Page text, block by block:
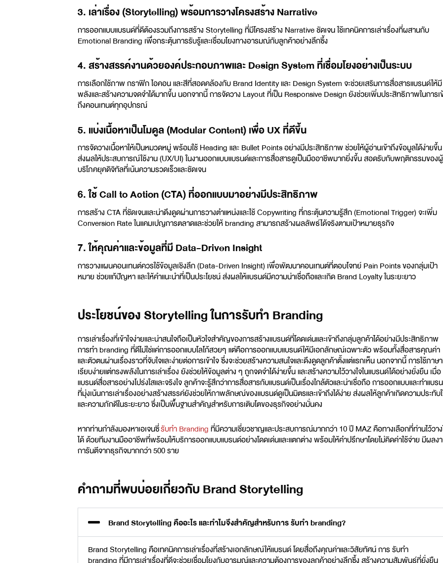
3. เล่าเรื่อง (Storytelling) พร้อมการวางโครงสร้าง Narrative
การออกแบบแบรนด์ที่ดีต้องรวมถึงการสร้าง Storytelling ที่มีโครงสร้าง Narrative ชัดเจน ใช้เทคนิคการเล่าเรื่องที่ผสานกับ
Emotional Branding เพื่อกระตุ้นการรับรู้และเชื่อมโยงทางอารมณ์กับลูกค้าอย่างลึกซึ้ง
4. สร้างสรรค์งานด้วยองค์ประกอบภาพและ Design System ที่เชื่อมโยงอย่างเป็นระบบ
การเลือกใช้ภาพ กราฟิก ไอคอน และสีที่สอดคล้องกับ Brand Identity และ Design System จะช่วยเสริมการสื่อสารแบรนด์ให้มี
พลังและสร้างความจดจำได้มากขึ้น นอกจากนี้ การจัดวาง Layout ที่เป็น Responsive Design ยังช่วยเพิ่มประสิทธิภาพในการเ
ถึงคอนเทนต์ทุกอุปกรณ์
5. แบ่งเนื้อหาเป็นโมดูล (Modular Content) เพื่อ UX ที่ดีขึ้น
การจัดวางเนื้อหาให้เป็นหมวดหมู่ พร้อมใช้ Heading และ Bullet Points อย่างมีประสิทธิภาพ ช่วยให้ผู้อ่านเข้าถึงข้อมูลได้ง่ายขึ้น
ส่งผลให้ประสบการณ์ใช้งาน (UX/UI) ในงานออกแบบแบรนด์และการสื่อสารดูเป็นมืออาชีพมากยิ่งขึ้น สอดรับกับพฤติกรรมของผู้
บริโภคยุคดิจิทัลที่เน้นความรวดเร็วและชัดเจน
6. ใช้ Call to Action (CTA) ที่ออกแบบมาอย่างมีประสิทธิภาพ
การสร้าง CTA ที่ชัดเจนและน่าดึงดูดผ่านการวางตำแหน่งและใช้ Copywriting ที่กระตุ้นความรู้สึก (Emotional Trigger) จะเพิ่ม
Conversion Rate ในแคมเปญการตลาดและช่วยให้ branding สามารถสร้างผลลัพธ์ได้จริงตามเป้าหมายธุรกิจ
7. ให้คุณค่าและข้อมูลที่มี Data-Driven Insight
การวางแผนคอนเทนต์ควรใช้ข้อมูลเชิงลึก (Data-Driven Insight) เพื่อพัฒนาคอนเทนต์ที่ตอบโจทย์ Pain Points ของกลุ่มเป้า
หมาย ช่วยแก้ปัญหา และให้คำแนะนำที่เป็นประโยชน์ ส่งผลให้แบรนด์มีความน่าเชื่อถือและเกิด Brand Loyalty ในระยะยาว
ประโยชน์ของ Storytelling ในการรับทำ Branding
การเล่าเรื่องที่เข้าใจง่ายและน่าสนใจถือเป็นหัวใจสำคัญของการสร้างแบรนด์ที่โดดเด่นและเข้าถึงกลุ่มลูกค้าได้อย่างมีประสิทธิภาพ
การทำ branding ที่ดีไม่ใช่แค่การออกแบบโลโก้สวยๆ แต่คือการออกแบบแบรนด์ให้มีเอกลักษณ์เฉพาะตัว พร้อมทั้งสื่อสารคุณค่า
และตัวตนผ่านเรื่องราวที่จับใจและง่ายต่อการเข้าใจ ซึ่งจะช่วยสร้างความสนใจและดึงดูดลูกค้าตั้งแต่แรกเห็น นอกจากนี้ การใช้ภาษ
เรียบง่ายแต่ทรงพลังในการเล่าเรื่อง ยังช่วยให้ข้อมูลต่าง ๆ ถูกจดจำได้ง่ายขึ้น และสร้างความไว้วางใจในแบรนด์ได้อย่างยั่งยืน เมื่อ
แบรนด์สื่อสารอย่างโปร่งใสและจริงใจ ลูกค้าจะรู้สึกว่าการสื่อสารกับแบรนด์เป็นเรื่องใกล้ตัวและน่าเชื่อถือ การออกแบบและทำแบร
ที่มุ่งเน้นการเล่าเรื่องอย่างสร้างสรรค์ยังช่วยให้ภาพลักษณ์ของแบรนด์ดูเป็นมิตรและเข้าถึงได้ง่าย ส่งผลให้ลูกค้าเกิดความประทับ
และความภักดีในระยะยาว ซึ่งเป็นพื้นฐานสำคัญสำหรับการเติบโตของธุรกิจอย่างมั่นคง
หากท่านกำลังมองหาเอเจนซี่รับทำ Brandingที่มีความเชี่ยวชาญและประสบการณ์มากกว่า 10 ปี MAZ คือทางเลือกที่ท่านไว้วาง
ได้ ด้วยทีมงานมืออาชีพที่พร้อมให้บริการออกแบบแบรนด์อย่างโดดเด่นและแตกต่าง พร้อมให้คำปรึกษาโดยไม่คิดค่าใช้จ่าย มีผลง
การันตีจากธุรกิจมากกว่า 500 ราย
คำถามที่พบบ่อยเกี่ยวกับ Brand Storytelling
Brand Storytelling คืออะไร และทำไมจึงสำคัญสำหรับการ รับทำ branding?
Brand Storytelling คือเทคนิคการเล่าเรื่องที่สร้างเอกลักษณ์ให้แบรนด์ โดยสื่อถึงคุณค่าและวิสัยทัศน์ การ รับทำ